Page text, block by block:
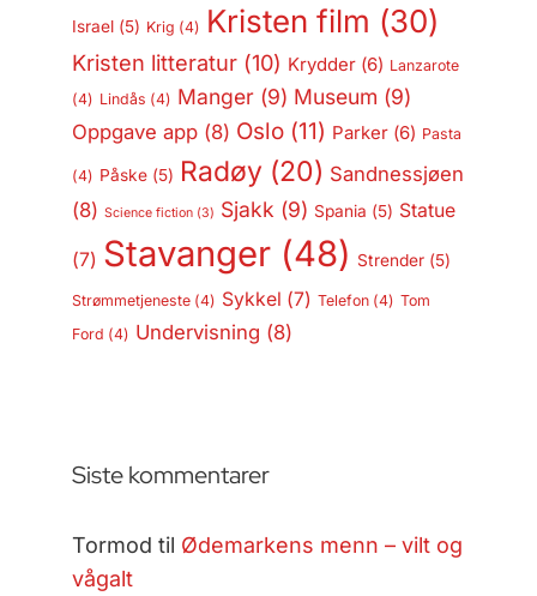
Israel(5) Krig (4) Kristen film (30)
Kristen litteratur(10) Krydder(6) Lanzarote
(4) Lindås (4) Manger(9) Museum (9)
Oppgave app(8) Oslo(11) Parker(6) Pasta
(4) Påske(5) Radøy(20) Sandnessjøen
(8) Science fiction(3) Sjakk (9) Spania (5) Statue
(7) Stavanger(48) Strender(5)
Strømmetjeneste(4) Sykkel (7) Telefon(4) Tom
Ford (4) Undervisning (8)
Siste kommentarer
Tormod til Ødemarkens menn – vilt og
vågalt